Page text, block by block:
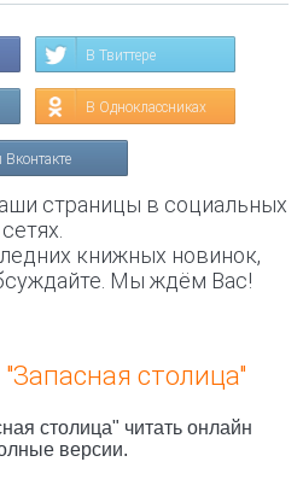
В Твиттере
В Одноклассниках
страницы в социальных
сетях.
книжных новинок,
Мы ждём Вас!
столица"
столица" читать онлайн
версии.